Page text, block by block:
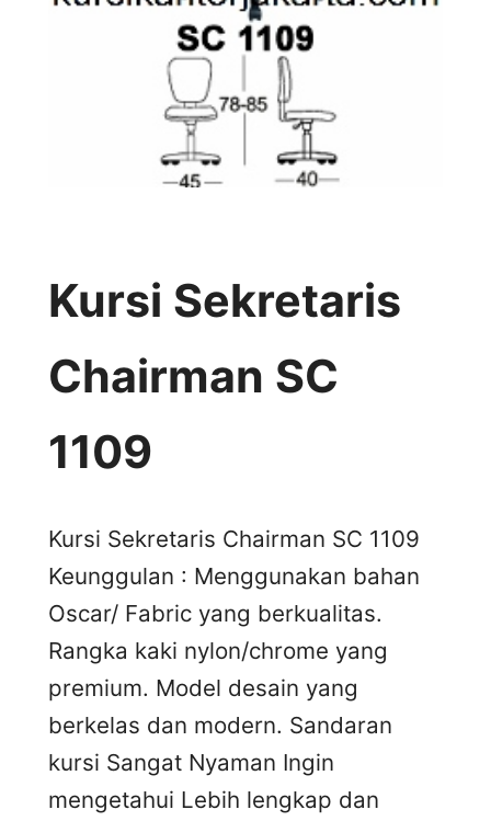
Kursi Sekretaris
Chairman SC
1109
Kursi Sekretaris Chairman SC 1109
Keunggulan : Menggunakan bahan
Oscar/ Fabric yang berkualitas.
Rangka kaki nylon/chrome yang
premium. Model desain yang
berkelas dan modern. Sandaran
kursi Sangat Nyaman Ingin
mengetahui Lebih lengkap dan